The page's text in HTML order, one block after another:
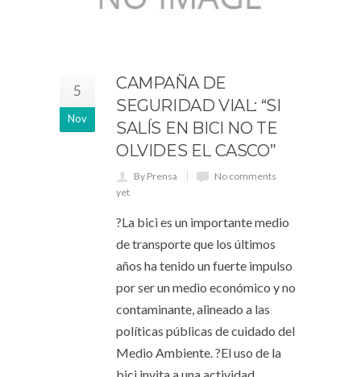
5
Nov
CAMPAÑA DE
SEGURIDAD VIAL: “SI
SALÍS EN BICI NO TE
OLVIDES EL CASCO”
By Prensa
No comments
yet
?La bici es un importante medio
de transporte que los últimos
años ha tenido un fuerte impulso
por ser un medio económico y no
contaminante, alineado a las
políticas públicas de cuidado del
Medio Ambiente. ?El uso de la